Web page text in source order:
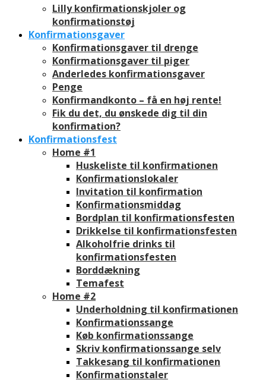
Lilly konfirmationskjoler og
konfirmationstøj
Konfirmationsgaver
Konfirmationsgaver til drenge
Konfirmationsgaver til piger
Anderledes konfirmationsgaver
Penge
Konfirmandkonto – få en høj rente!
Fik du det, du ønskede dig til din
konfirmation?
Konfirmationsfest
Home #1
Huskeliste til konfirmationen
Konfirmationslokaler
Invitation til konfirmation
Konfirmationsmiddag
Bordplan til konfirmationsfesten
Drikkelse til konfirmationsfesten
Alkoholfrie drinks til
konfirmationsfesten
Borddækning
Temafest
Home #2
Underholdning til konfirmationen
Konfirmationssange
Køb konfirmationssange
Skriv konfirmationssange selv
Takkesang til konfirmationen
Konfirmationstaler